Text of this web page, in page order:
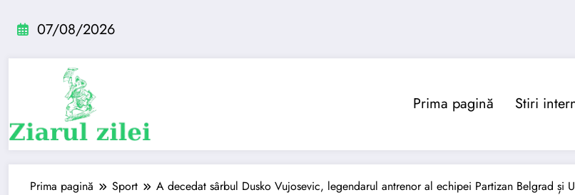
07/08/2026
Prima pagină Stiri
Prima pagină Sport A decedat sârbul Dusko Vujosevic, legendarul antrenor al echipei Partizan Belgrad și